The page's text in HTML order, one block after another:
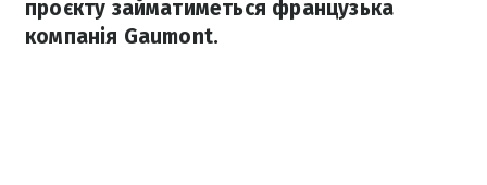
проєкту займатиметься французька
компанія Gaumont.